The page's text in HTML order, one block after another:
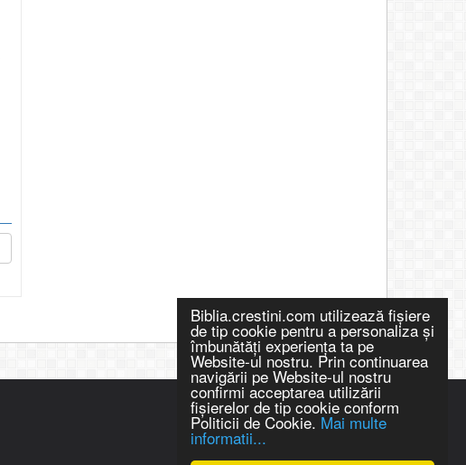
Biblia.crestini.com utilizează fişiere
de tip cookie pentru a personaliza și
îmbunătăți experiența ta pe
Website-ul nostru. Prin continuarea
navigării pe Website-ul nostru
confirmi acceptarea utilizării
fişierelor de tip cookie conform
Politicii de Cookie. Mai multe
informatii...